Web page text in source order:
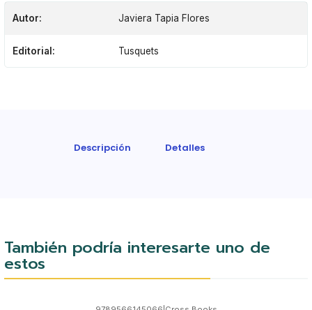
Autor: Javiera Tapia Flores
Editorial: Tusquets
Descripción Detalles
También podría interesarte uno de
estos